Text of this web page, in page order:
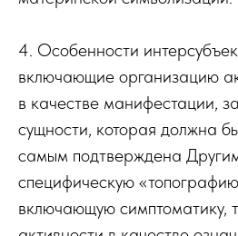
4. Особенности
включающие организацию
в качестве манифестации,
сущности, которая должна
самым подтверждена
специфическую
включающую симптоматику,